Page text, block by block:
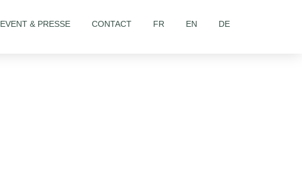
EVENT & PRESSE CONTACT FR EN DE